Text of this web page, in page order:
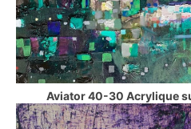
Aviator 40-30 Acrylique